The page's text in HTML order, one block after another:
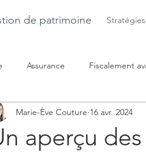
de patrimoine Stratégies
Assurance Fiscalement
aperçu
Marie-Ève Couture 16 avr. 2024